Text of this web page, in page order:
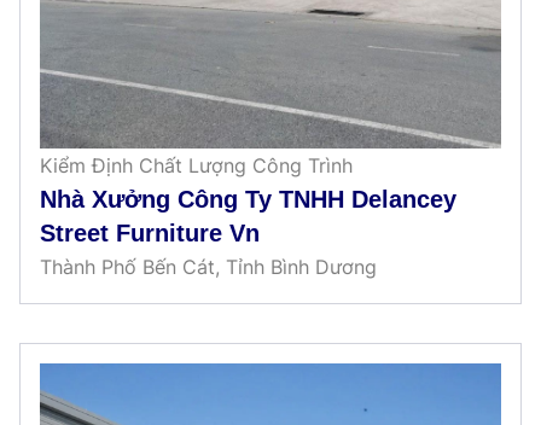
Kiểm Định Chất Lượng Công Trình
Nhà Xưởng Công Ty TNHH Delancey
Street Furniture Vn
Thành Phố Bến Cát, Tỉnh Bình Dương